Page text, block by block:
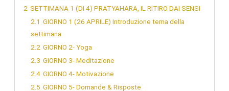
2 SETTIMANA 1 (DI 4) PRATYAHARA, IL RITIRO DAI SENSI
2.1 GIORNO 1 (26 APRILE) Introduzione tema della
settimana
2.2 GIORNO 2- Yoga
2.3 GIORNO 3- Meditazione
2.4 GIORNO 4- Motivazione
2.5 GIORNO 5- Domande & Risposte